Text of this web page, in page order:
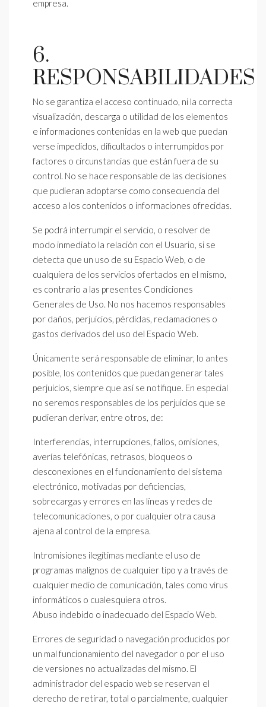
empresa.
6.
RESPONSABILIDADES
No se garantiza el acceso continuado, ni la correcta
visualización, descarga o utilidad de los elementos
e informaciones contenidas en la web que puedan
verse impedidos, dificultados o interrumpidos por
factores o circunstancias que están fuera de su
control. No se hace responsable de las decisiones
que pudieran adoptarse como consecuencia del
acceso a los contenidos o informaciones ofrecidas.
Se podrá interrumpir el servicio, o resolver de
modo inmediato la relación con el Usuario, si se
detecta que un uso de su Espacio Web, o de
cualquiera de los servicios ofertados en el mismo,
es contrario a las presentes Condiciones
Generales de Uso. No nos hacemos responsables
por daños, perjuicios, pérdidas, reclamaciones o
gastos derivados del uso del Espacio Web.
Únicamente será responsable de eliminar, lo antes
posible, los contenidos que puedan generar tales
perjuicios, siempre que así se notifique. En especial
no seremos responsables de los perjuicios que se
pudieran derivar, entre otros, de:
Interferencias, interrupciones, fallos, omisiones,
averías telefónicas, retrasos, bloqueos o
desconexiones en el funcionamiento del sistema
electrónico, motivadas por deficiencias,
sobrecargas y errores en las líneas y redes de
telecomunicaciones, o por cualquier otra causa
ajena al control de la empresa.
Intromisiones ilegítimas mediante el uso de
programas malignos de cualquier tipo y a través de
cualquier medio de comunicación, tales como virus
informáticos o cualesquiera otros.
Abuso indebido o inadecuado del Espacio Web.
Errores de seguridad o navegación producidos por
un mal funcionamiento del navegador o por el uso
de versiones no actualizadas del mismo. El
administrador del espacio web se reservan el
derecho de retirar, total o parcialmente, cualquier